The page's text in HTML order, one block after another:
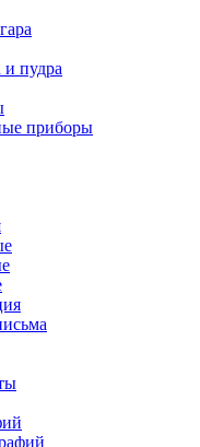
и пудра
приборы